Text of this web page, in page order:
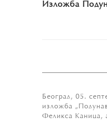
Изложба
Београд, 05.
изложба
Феликса Каница,